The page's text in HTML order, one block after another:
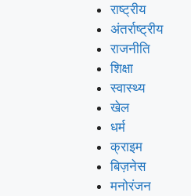
राष्ट्रीय
अंतर्राष्ट्रीय
राजनीति
शिक्षा
स्वास्थ्य
खेल
धर्म
क्राइम
बिज़नेस
मनोरंजन